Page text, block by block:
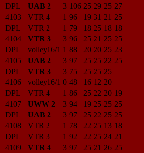
DPL
UAB 2 3 106 25 29 25 27
4103
VTR 4 1 96 19 31 21 25
DPL
VTR 2 1 79 18 25 18 18
4104
VTR 3 3 96 25 21 25 25
DPL
volley16/1 1 88 20 20 25 23
4105
UAB 2 3 97 25 25 22 25
DPL
VTR 3 3 75 25 25 25
4106
volley16/1 0 48 16 12 20
DPL
VTR 4 1 86 25 22 20 19
4107
UWW 2 3 94 19 25 25 25
DPL
UAB 2 3 97 25 22 25 25
4108
VTR 2 1 78 22 25 13 18
DPL
VTR 3 1 92 22 25 24 21
4109
VTR 4 3 97 25 21 26 25